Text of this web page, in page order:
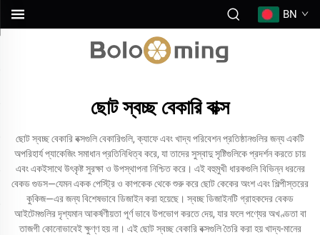
BN
ছোট স্বচ্ছ বেকারি বাক্স
ছোট স্বচ্ছ বেকারি বক্সগুলি বেকারিগুলি, ক্যাফে এবং খাদ্য পরিবেশন প্রতিষ্ঠানগুলির জন্য একটি
অপরিহার্য প্যাকেজিং সমাধান প্রতিনিধিত্ব করে, যা তাদের সুস্বাদু সৃষ্টিগুলিকে প্রদর্শন করতে চায়
এবং একইসাথে উৎকৃষ্ট সুরক্ষা ও উপস্থাপনা নিশ্চিত করে। এই বহুমুখী ধারকগুলি বিভিন্ন ধরনের
বেকড গুডস—যেমন একক পেস্ট্রি ও কাপকেক থেকে শুরু করে ছোট কেকের অংশ এবং শিল্পীস্তরের
কুকিজ—এর জন্য বিশেষভাবে ডিজাইন করা হয়েছে। স্বচ্ছ ডিজাইনটি গ্রাহকদের বেকড
আইটেমগুলির দৃশ্যমান আকর্ষণীয়তা পূর্ণ ভাবে উপভোগ করতে দেয়, যার ফলে পণ্যের অখণ্ডতা বা
তাজগী কোনোভাবেই ক্ষুণ্ণ হয় না। এই ছোট স্বচ্ছ বেকারি বক্সগুলি তৈরি করা হয় খাদ্য-মানের